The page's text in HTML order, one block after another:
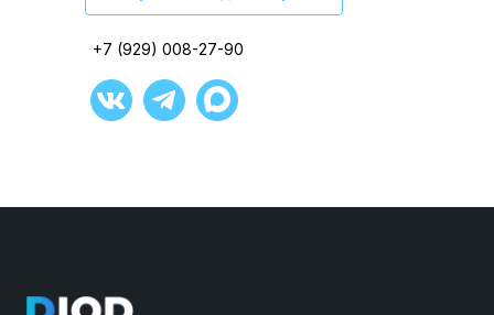
+7 (929) 008-27-90
+7 (929) 008-27-90
+7 (929) 008-27-90
+7 (929) 008-27-90
+7 (929) 008-27-90